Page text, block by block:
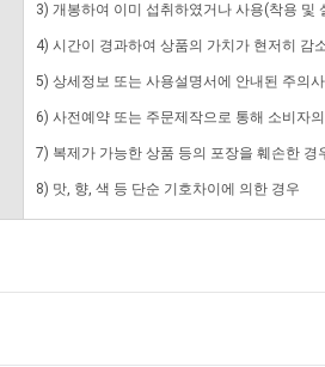
3) 개봉하여 이미 섭취하였거나 사용(착용 및
4) 시간이 경과하여 상품의 가치가 현저히 감
5) 상세정보 또는 사용설명서에 안내된 주의
6) 사전예약 또는 주문제작으로 통해 소비자
7) 복제가 가능한 상품 등의 포장을 훼손한 경
8) 맛, 향, 색 등 단순 기호차이에 의한 경우